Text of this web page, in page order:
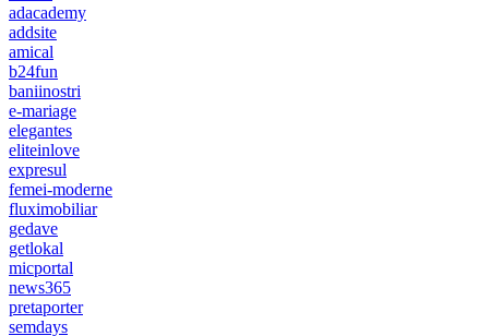
adacademy
addsite
amical
b24fun
baniinostri
e-mariage
elegantes
eliteinlove
expresul
femei-moderne
fluximobiliar
gedave
getlokal
micportal
news365
pretaporter
semdays